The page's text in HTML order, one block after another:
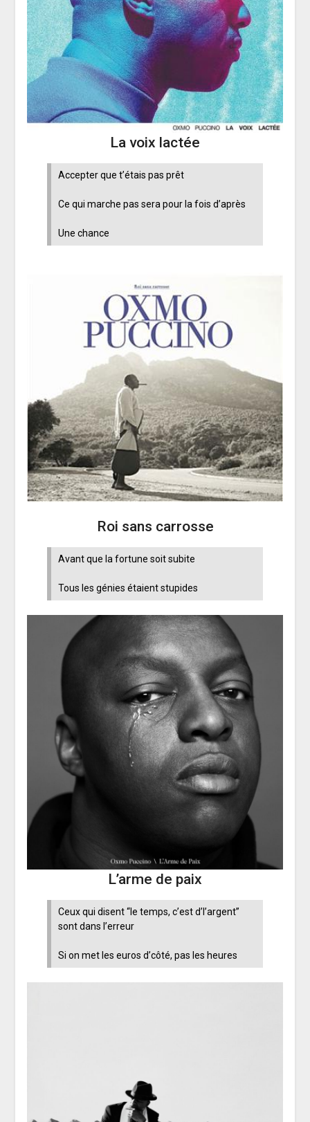
La voix lactée
Accepter que t’étais pas prêt
Ce qui marche pas sera pour la fois d’après
Une chance
Roi sans carrosse
Avant que la fortune soit subite
Tous les génies étaient stupides
L’arme de paix
Ceux qui disent “le temps, c’est d’l’argent”
sont dans l’erreur
Si on met les euros d’côté, pas les heures